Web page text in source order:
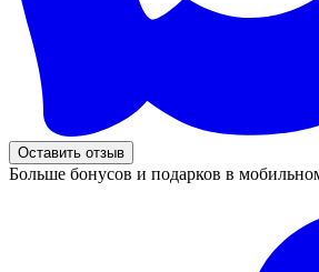
Оставить отзыв
Больше бонусов и подарков в